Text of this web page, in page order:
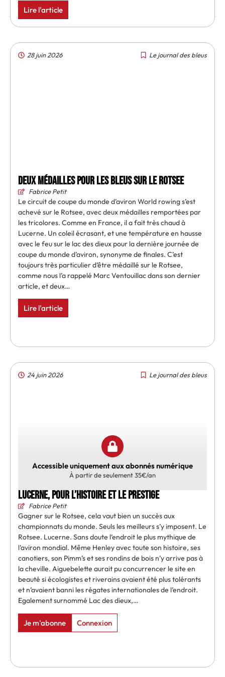
Lire l'article
28 juin 2026 Le journal des bleus
Deux médailles pour les Bleus sur le Rotsee
Fabrice Petit
Le circuit de coupe du monde d’aviron World rowing s’est
achevé sur le Rotsee, avec deux médailles remportées par
les tricolores. Comme en France, il a fait très chaud à
Lucerne. Un coleil écrasant, et une température en hausse
avec le feu sur le lac des dieux pour la dernière journée de
coupe du monde d’aviron, synonyme de finales. C’est
toujours très particulier d’être médaillé sur le Rotsee,
comme nous l’a rappelé Marc Ventouillac dans son dernier
article, et deux…
Lire l'article
24 juin 2026 Le journal des bleus
Accessible uniquement aux abonnés numérique
À partir de seulement 35€/an
Lucerne, pour l’Histoire et le prestige
Fabrice Petit
Gagner sur le Rotsee, cela vaut bien un succès aux
championnats du monde. Seuls les meilleurs s’y imposent. Le
Rotsee. Lucerne. Sans doute l’endroit le plus mythique de
l’aviron mondial. Même Henley avec toute son histoire, ses
canotiers, son Pimm’s et ses rondins de bois n’y arrive pas à
la cheville. Aiguebelette aurait pu concurrencer le site en
beauté si écologistes et riverains avaient été plus tolérants
et n’avaient banni les régates internationales de l’endroit.
Egalement surnommé Lac des dieux,…
Je m'abonne Connexion